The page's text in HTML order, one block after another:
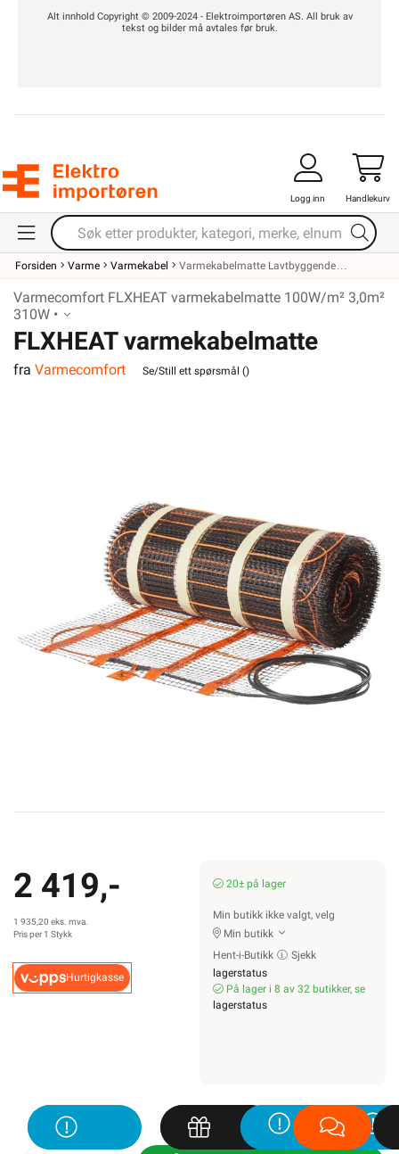
Alt innhold Copyright © 2009-2024 - Elektroimportøren AS. All bruk av
tekst og bilder må avtales før bruk.
Logg inn Handlekurv
Forsiden Varme Varmekabel Varmekabelmatte Lavtbyggende
Varmecomfort FLXHEAT varmekabelmatte 100W/m² 3,0m²
310W •
FLXHEAT varmekabelmatte
100W/m² 3,0m² 310W
fra Varmecomfort Se/Still ett spørsmål ()
2 419,-
1 935,20 eks. mva.
Pris per 1 Stykk
Hurtigkasse
20± på lager
Min butikk ikke valgt, velg
Min butikk
Hent-i-Butikk
Sjekk
lagerstatus
På lager i 8 av 32 butikker, se
lagerstatus